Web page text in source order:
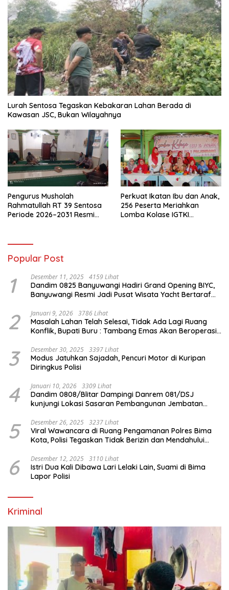
Lurah Sentosa Tegaskan Kebakaran Lahan Berada di
Kawasan JSC, Bukan Wilayahnya
Pengurus Musholah
Rahmatullah RT 39 Sentosa
Periode 2026–2031 Resmi
Perkuat Ikatan Ibu dan Anak,
256 Peserta Meriahkan
Lomba Kolase IGTKI
Popular Post
1 Desember 11, 2025 4159 Lihat
Dandim 0825 Banyuwangi Hadiri Grand Opening BIYC,
Banyuwangi Resmi Jadi Pusat Wisata Yacht Bertaraf
2 Januari 9, 2026 3786 Lihat
Masalah Lahan Telah Selesai, Tidak Ada Lagi Ruang
Konflik, Bupati Buru : Tambang Emas Akan Beroperasi
3 Desember 30, 2025 3397 Lihat
Modus Jatuhkan Sajadah, Pencuri Motor di Kuripan
Diringkus Polisi
4 Januari 10, 2026 3309 Lihat
Dandim 0808/Blitar Dampingi Danrem 081/DSJ
kunjungi Lokasi Sasaran Pembangunan Jembatan
5 Desember 26, 2025 3237 Lihat
Viral Wawancara di Ruang Pengamanan Polres Bima
Kota, Polisi Tegaskan Tidak Berizin dan Mendahului
6 Desember 12, 2025 3110 Lihat
Istri Dua Kali Dibawa Lari Lelaki Lain, Suami di Bima
Lapor Polisi
Kriminal